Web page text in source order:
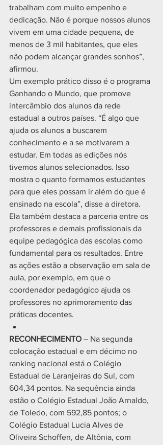
trabalham com muito empenho e
dedicação. Não é porque nossos alunos
vivem em uma cidade pequena, de
menos de 3 mil habitantes, que eles
não podem alcançar grandes sonhos”,
afirmou.
Um exemplo prático disso é o programa
Ganhando o Mundo, que promove
intercâmbio dos alunos da rede
estadual a outros países. “É algo que
ajuda os alunos a buscarem
conhecimento e a se motivarem a
estudar. Em todas as edições nós
tivemos alunos selecionados. Isso
mostra o quanto formamos estudantes
para que eles possam ir além do que é
ensinado na escola”, disse a diretora.
Ela também destaca a parceria entre os
professores e demais profissionais da
equipe pedagógica das escolas como
fundamental para os resultados. Entre
as ações estão a observação em sala de
aula, por exemplo, em que o
coordenador pedagógico ajuda os
professores no aprimoramento das
práticas docentes.
RECONHECIMENTO – Na segunda
colocação estadual e em décimo no
ranking nacional está o Colégio
Estadual de Laranjeiras do Sul, com
604,34 pontos. Na sequência ainda
estão o Colégio Estadual João Arnaldo,
de Toledo, com 592,85 pontos; o
Colégio Estadual Lucia Alves de
Oliveira Schoffen, de Altônia, com